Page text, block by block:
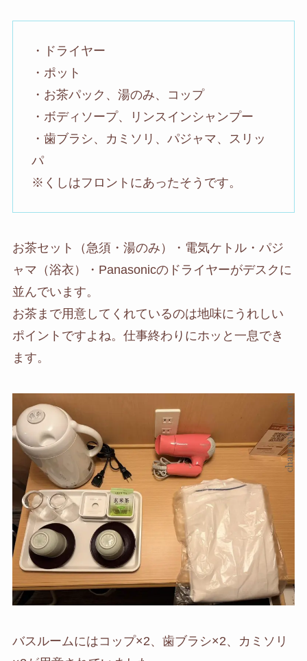
・ドライヤー
・ポット
・お茶パック、湯のみ、コップ
・ボディソープ、リンスインシャンプー
・歯ブラシ、カミソリ、パジャマ、スリッ
パ
※くしはフロントにあったそうです。
お茶セット（急須・湯のみ）・電気ケトル・パジ
ャマ（浴衣）・Panasonicのドライヤーがデスクに
並んでいます。
お茶まで用意してくれているのは地味にうれしい
ポイントですよね。仕事終わりにホッと一息でき
ます。
バスルームにはコップ×2、歯ブラシ×2、カミソリ